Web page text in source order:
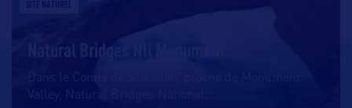
SITE NATUREL
Natural Bridges Ntl Monument
Dans le Comté de San Juan, proche de Monument
Valley, Natural Bridges National